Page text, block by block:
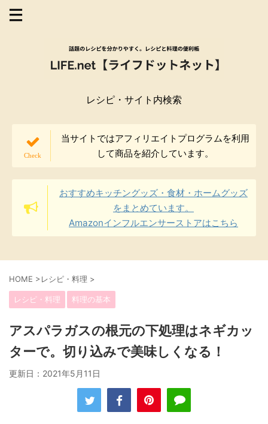
レシピ・サイト内検索
当サイトではアフィリエイトプログラムを利用
して商品を紹介しています。
おすすめキッチングッズ・食材・ホームグッズ
をまとめています。
Amazonインフルエンサーストアはこちら
HOME >レシピ・料理 >
レシピ・料理 料理の基本
アスパラガスの根元の下処理はネギカッ
ターで。切り込みで美味しくなる！
更新日： 2021年5月11日